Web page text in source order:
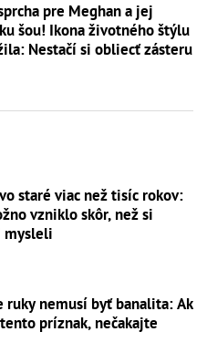
pre Meghan a jej
šou! Ikona životného štýlu
Nestačí si obliecť zásteru
staré viac než tisíc rokov:
vzniklo skôr, než si
mysleli
ruky nemusí byť banalita: Ak
príznak, nečakajte